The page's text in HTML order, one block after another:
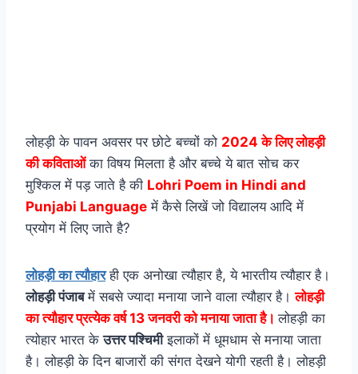
लोहड़ी के पावन अवसर पर छोटे बच्चों को 2024 के लिए लोहड़ी
की कविताओं का विषय मिलता है और बच्चे ये बात सोच कर
मुश्किल में पड़ जाते है की Lohri Poem in Hindi and
Punjabi Language में कैसे लिखें जो विद्यालय आदि में
प्रयोग में लिए जाते है?
लोहड़ी का त्यौहारही एक अनोखा त्यौहार है, ये भारतीय त्यौहार है।
लोहड़ी पंजाबमें सबसे ज्यादा मनाया जाने वाला त्यौहार है।लोहड़ी
का त्यौहार प्रत्येक वर्ष 13 जनवरी को मनाया जाता है।लोहड़ी का
त्योहार भारत केउत्तर पश्चिमीइलाकों में धूमधाम से मनाया जाता
है। लोहड़ी के दिन बाजारों की संगत देखने योगी रहती है। लोहड़ी